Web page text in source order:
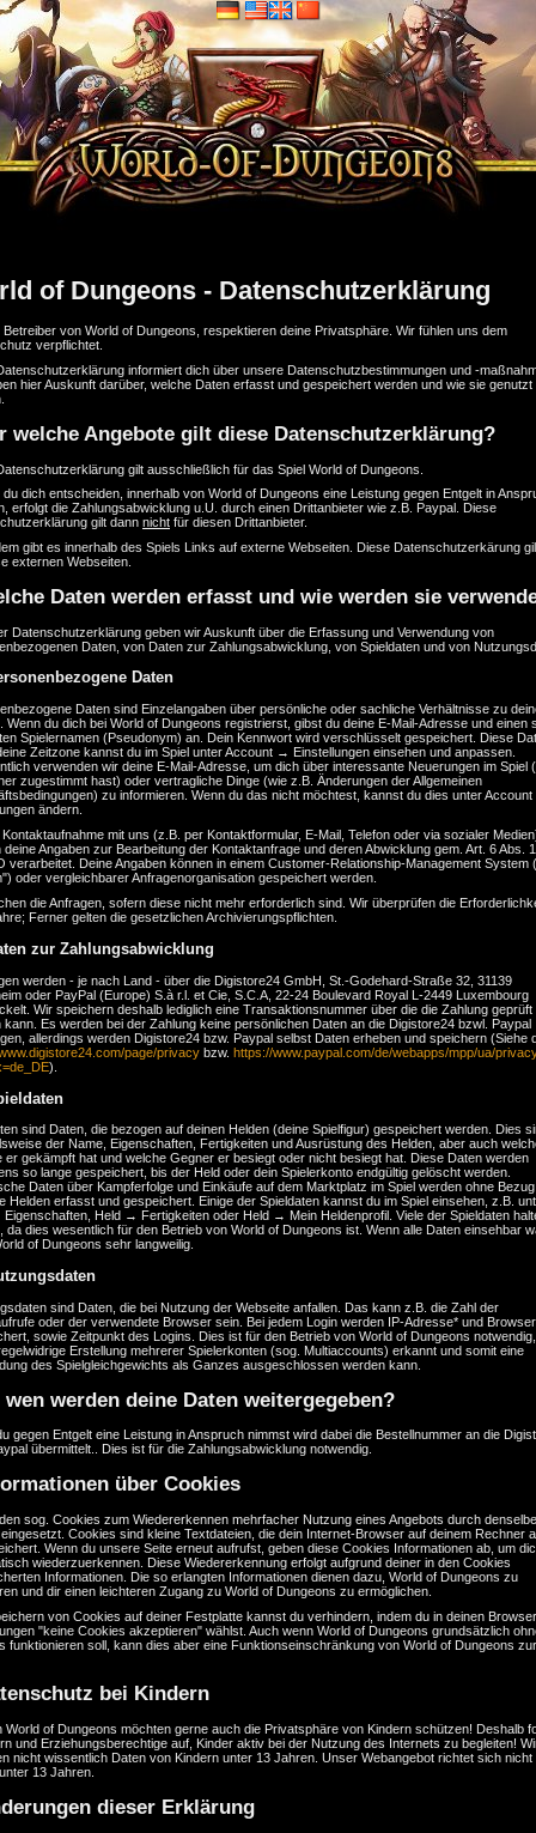
of Dungeons - Datenschutzerklärung
Betreiber von World of Dungeons, respektieren deine Privatsphäre. Wir fühlen uns dem
verpflichtet.
informiert dich über unsere Datenschutzbestimmungen und -
hier Auskunft darüber, welche Daten erfasst und gespeichert werden und wie sie genutzt
welche Angebote gilt diese Datenschutzerklärung?
gilt ausschließlich für das Spiel World of Dungeons.
du dich entscheiden, innerhalb von World of Dungeons eine Leistung gegen Entgelt in
erfolgt die Zahlungsabwicklung u.U. durch einen Drittanbieter wie z.B. Paypal. Diese
gilt dann nicht für diesen Drittanbieter.
gibt es innerhalb des Spiels Links auf externe Webseiten. Diese Datenschutzerkärung
externen Webseiten.
Daten werden erfasst und wie werden sie
Datenschutzerklärung geben wir Auskunft über die Erfassung und Verwendung von
Daten, von Daten zur Zahlungsabwicklung, von Spieldaten und von
Daten
Daten sind Einzelangaben über persönliche oder sachliche Verhältnisse zu
Wenn du dich bei World of Dungeons registrierst, gibst du deine E-Mail-Adresse und einen
Spielernamen (Pseudonym) an. Dein Kennwort wird verschlüsselt gespeichert. Diese
Zeitzone kannst du im Spiel unter Account → Einstellungen einsehen und anpassen.
verwenden wir deine E-Mail-Adresse, um dich über interessante Neuerungen im Spiel
zugestimmt hast) oder vertragliche Dinge (wie z.B. Änderungen der Allgemeinen
zu informieren. Wenn du das nicht möchtest, kannst du dies unter
ändern.
mit uns (z.B. per Kontaktformular, E-Mail, Telefon oder via sozialer
deine Angaben zur Bearbeitung der Kontaktanfrage und deren Abwicklung gem. Art. 6 Abs.
verarbeitet. Deine Angaben können in einem Customer-Relationship-Management System
oder vergleichbarer Anfragenorganisation gespeichert werden.
die Anfragen, sofern diese nicht mehr erforderlich sind. Wir überprüfen die
Ferner gelten die gesetzlichen Archivierungspflichten.
zur Zahlungsabwicklung
werden - je nach Land - über die Digistore24 GmbH, St.-Godehard-Straße 32, 31139
oder PayPal (Europe) S.à r.l. et Cie, S.C.A, 22-24 Boulevard Royal L-2449 Luxembourg
Wir speichern deshalb lediglich eine Transaktionsnummer über die die Zahlung geprüft
kann. Es werden bei der Zahlung keine persönlichen Daten an die Digistore24 bzwl. Paypal
allerdings werden Digistore24 bzw. Paypal selbst Daten erheben und speichern (Siehe
page/privacy bzw. https://www.paypal.com/de/webapps/mpp/ua/
).
sind Daten, die bezogen auf deinen Helden (deine Spielfigur) gespeichert werden. Dies
der Name, Eigenschaften, Fertigkeiten und Ausrüstung des Helden, aber auch
er gekämpft hat und welche Gegner er besiegt oder nicht besiegt hat. Diese Daten werden
so lange gespeichert, bis der Held oder dein Spielerkonto endgültig gelöscht werden.
Daten über Kampferfolge und Einkäufe auf dem Marktplatz im Spiel werden ohne
Helden erfasst und gespeichert. Einige der Spieldaten kannst du im Spiel einsehen, z.B.
Held → Fertigkeiten oder Held → Mein Heldenprofil. Viele der Spieldaten
da dies wesentlich für den Betrieb von World of Dungeons ist. Wenn alle Daten einsehbar
of Dungeons sehr langweilig.
sind Daten, die bei Nutzung der Webseite anfallen. Das kann z.B. die Zahl der
oder der verwendete Browser sein. Bei jedem Login werden IP-Adresse* und
sowie Zeitpunkt des Logins. Dies ist für den Betrieb von World of Dungeons
Erstellung mehrerer Spielerkonten (sog. Multiaccounts) erkannt und somit eine
des Spielgleichgewichts als Ganzes ausgeschlossen werden kann.
wen werden deine Daten weitergegeben?
gegen Entgelt eine Leistung in Anspruch nimmst wird dabei die Bestellnummer an die
übermittelt.. Dies ist für die Zahlungsabwicklung notwendig.
über Cookies
sog. Cookies zum Wiedererkennen mehrfacher Nutzung eines Angebots durch
Cookies sind kleine Textdateien, die dein Internet-Browser auf deinem Rechner
Wenn du unsere Seite erneut aufrufst, geben diese Cookies Informationen ab, um
wiederzuerkennen. Diese Wiedererkennung erfolgt aufgrund deiner in den Cookies
Informationen. Die so erlangten Informationen dienen dazu, World of Dungeons zu
und dir einen leichteren Zugang zu World of Dungeons zu ermöglichen.
von Cookies auf deiner Festplatte kannst du verhindern, indem du in deinen
"keine Cookies akzeptieren" wählst. Auch wenn World of Dungeons grundsätzlich
funktionieren soll, kann dies aber eine Funktionseinschränkung von World of Dungeons
bei Kindern
World of Dungeons möchten gerne auch die Privatsphäre von Kindern schützen! Deshalb
und Erziehungsberechtige auf, Kinder aktiv bei der Nutzung des Internets zu begleiten!
nicht wissentlich Daten von Kindern unter 13 Jahren. Unser Webangebot richtet sich nicht
13 Jahren.
dieser Erklärung